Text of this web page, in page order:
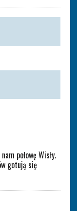
połowę Wisły.
gotują się